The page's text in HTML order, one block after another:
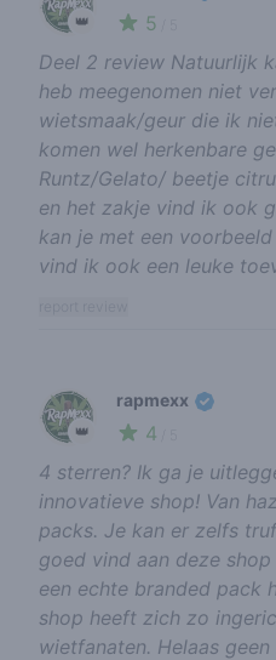
👑 5
Deel 2 review Natuurlijk
heb meegenomen niet
wietsmaak/geur die ik
komen wel herkenbare
Runtz/Gelato/ beetje
en het zakje vind ik ook
kan je met een
vind ik ook een leuke
👑
rapmexx
4
4 sterren? Ik ga je
innovatieve shop! Van
packs. Je kan er zelfs
goed vind aan deze
een echte branded pack
shop heeft zich zo
wietfanaten. Helaas